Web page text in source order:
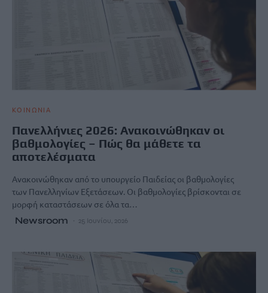
ΚΟΙΝΩΝΙΑ
Πανελλήνιες 2026: Ανακοινώθηκαν οι
βαθμολογίες – Πώς θα μάθετε τα
αποτελέσματα
Ανακοινώθηκαν από το υπουργείο Παιδείας οι βαθμολογίες
των Πανελληνίων Εξετάσεων. Οι βαθμολογίες βρίσκονται σε
μορφή καταστάσεων σε όλα τα…
Newsroom 25 Ιουνίου, 2026